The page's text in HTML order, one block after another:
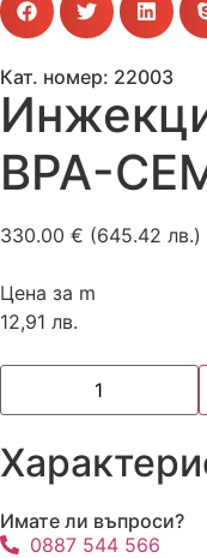
Кат. номер: 22003
BPA-
330.00 € (645.42 лв.)
Цена за m
12,91 лв.
Имате ли въпроси?
0887 544 566